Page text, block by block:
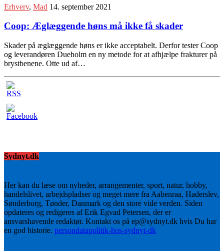
Erhverv, Mad 14. september 2021
Coop: Æglæggende høns må ikke få skader
Skader på æglæggende høns er ikke acceptabelt. Derfor tester Coop
og leverandøren Dueholm en ny metode for at afhjælpe frakturer på
brystbenene. Otte ud af…
Sydnyt.dk
Her kan du læse om nyheder, arrangementer, sport, natur, hobby,
handelslivet, arbejdspladser og meget mere fra Aabenraa, Haderslev,
Sønderborg, Tønder, Danmark og den store vide verden. Siden
opdateres og redigeres af Erik Egvad Petersen, der er
ansvarshavende redaktør. Kontakt os på ep@sydnyt.dk hvis Du har
en god historie. persondatapolitik-hos-sydnyt-dk